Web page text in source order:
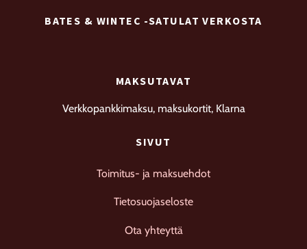
BATES & WINTEC -SATULAT VERKOSTA
MAKSUTAVAT
Verkkopankkimaksu, maksukortit, Klarna
SIVUT
Toimitus- ja maksuehdot
Tietosuojaseloste
Ota yhteyttä